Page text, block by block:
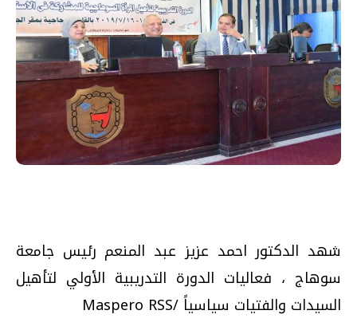
شهد الدكتور احمد عزيز عبد المنعم رئيس جامعة
سوهاج ، فعاليات الدورة التدريبية الأولي لتأهيل
السيدات والفتيات سياسياً /Maspero RSS